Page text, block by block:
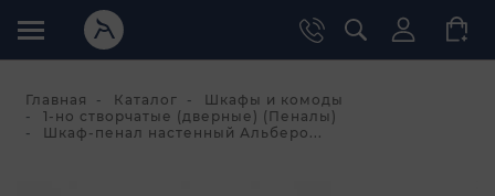
Главная Каталог
Шкафы и комоды
1-но створчатые (дверные) (Пеналы)
Шкаф-пенал настенный Альберо...